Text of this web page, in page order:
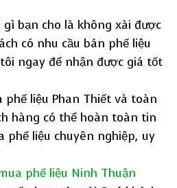
bạn cho là không xài được
có nhu cầu bán phế liệu
ngay để nhận được giá tốt
phế liệu Phan Thiết và toàn
hàng có thể hoàn toàn tin
phế liệu chuyên nghiệp, uy
phế liệu Ninh Thuận